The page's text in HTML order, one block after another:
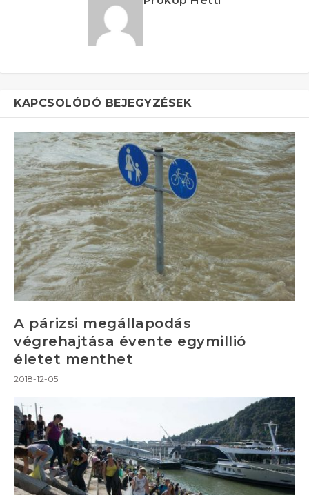
KAPCSOLÓDÓ BEJEGYZÉSEK
A párizsi megállapodás
végrehajtása évente egymillió
életet menthet
2018-12-05